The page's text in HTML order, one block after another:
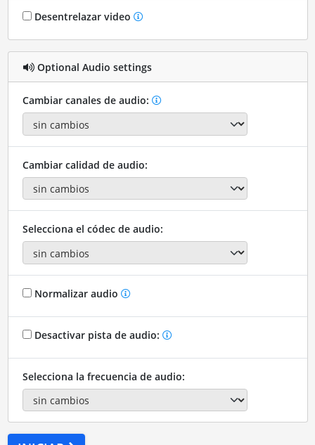
Desentrelazar video
Optional Audio settings
Cambiar canales de audio:
Cambiar calidad de audio:
Selecciona el códec de audio:
Normalizar audio
Desactivar pista de audio:
Selecciona la frecuencia de audio: